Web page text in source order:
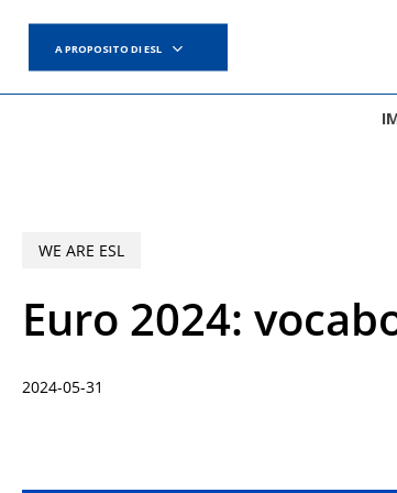
main
content
A PROPOSITO DI ESL
WE ARE ESL
Euro 2024:
2024-05-31